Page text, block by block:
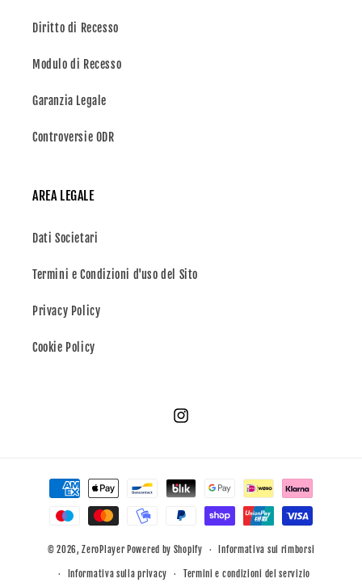
Diritto di Recesso
Modulo di Recesso
Garanzia Legale
Controversie ODR
AREA LEGALE
Dati Societari
Termini e Condizioni d'uso del Sito
Privacy Policy
Cookie Policy
Instagram
Metodi
pagamento
© 2026,ZeroPlayer Powered by Shopify Informativa sui rimborsi
Informativa sulla privacy Termini e condizioni del servizio